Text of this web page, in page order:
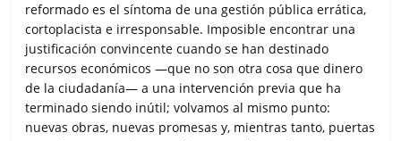
reformado es el síntoma de una gestión pública errática,
cortoplacista e irresponsable. Imposible encontrar una
justificación convincente cuando se han destinado
recursos económicos —que no son otra cosa que dinero
de la ciudadanía— a una intervención previa que ha
terminado siendo inútil; volvamos al mismo punto:
nuevas obras, nuevas promesas y, mientras tanto, puertas